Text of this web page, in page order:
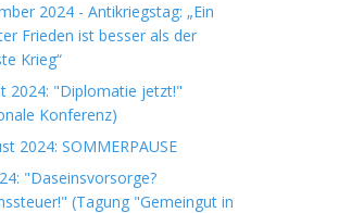
2024 - Antikriegstag: „Ein
Frieden ist besser als der
Krieg“
2024: "Diplomatie jetzt!"
Konferenz)
2024: SOMMERPAUSE
"Daseinsvorsorge?
(Tagung "Gemeingut in